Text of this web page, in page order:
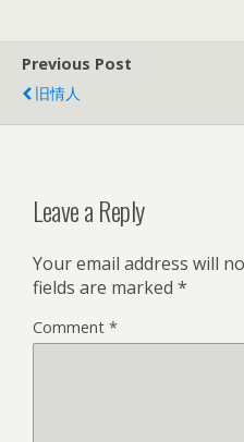
Previous Post
旧情人
Leave a Reply
Your email address will
fields are marked *
Comment *